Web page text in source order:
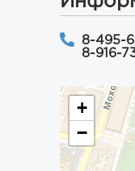
8-495-
8-916-
+
−